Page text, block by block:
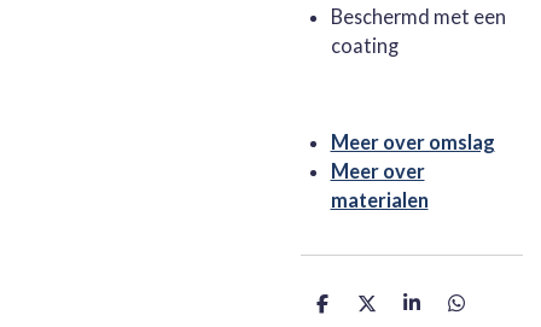
Beschermd met een
coating
Meer over omslag
Meer over
materialen
D
D
S
D